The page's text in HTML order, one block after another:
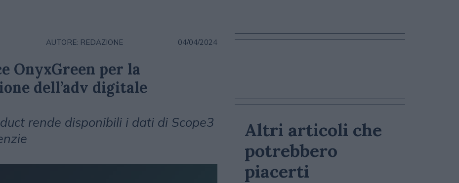
AUTORE: REDAZIONE 04/04/2024
OnyxGreen per la
dell’adv digitale
rende disponibili i dati di Scope3
Altri articoli che
potrebbero
piacerti